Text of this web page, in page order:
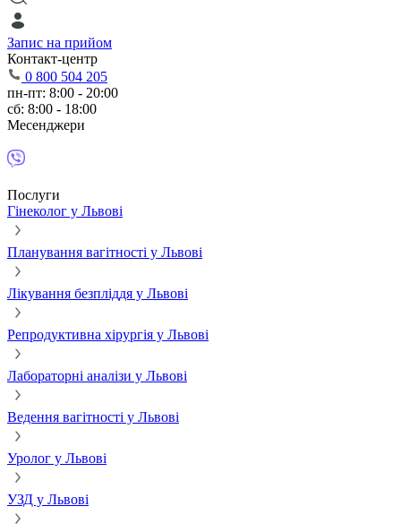
Запис на прийом
Контакт-центр
0 800 504 205
пн-пт: 8:00 - 20:00
сб: 8:00 - 18:00
Месенджери
Послуги
Гінеколог у Львові
Планування вагітності у Львові
Лікування безпліддя у Львові
Репродуктивна хірургія у Львові
Лабораторні аналізи у Львові
Ведення вагітності у Львові
Уролог у Львові
УЗД у Львові